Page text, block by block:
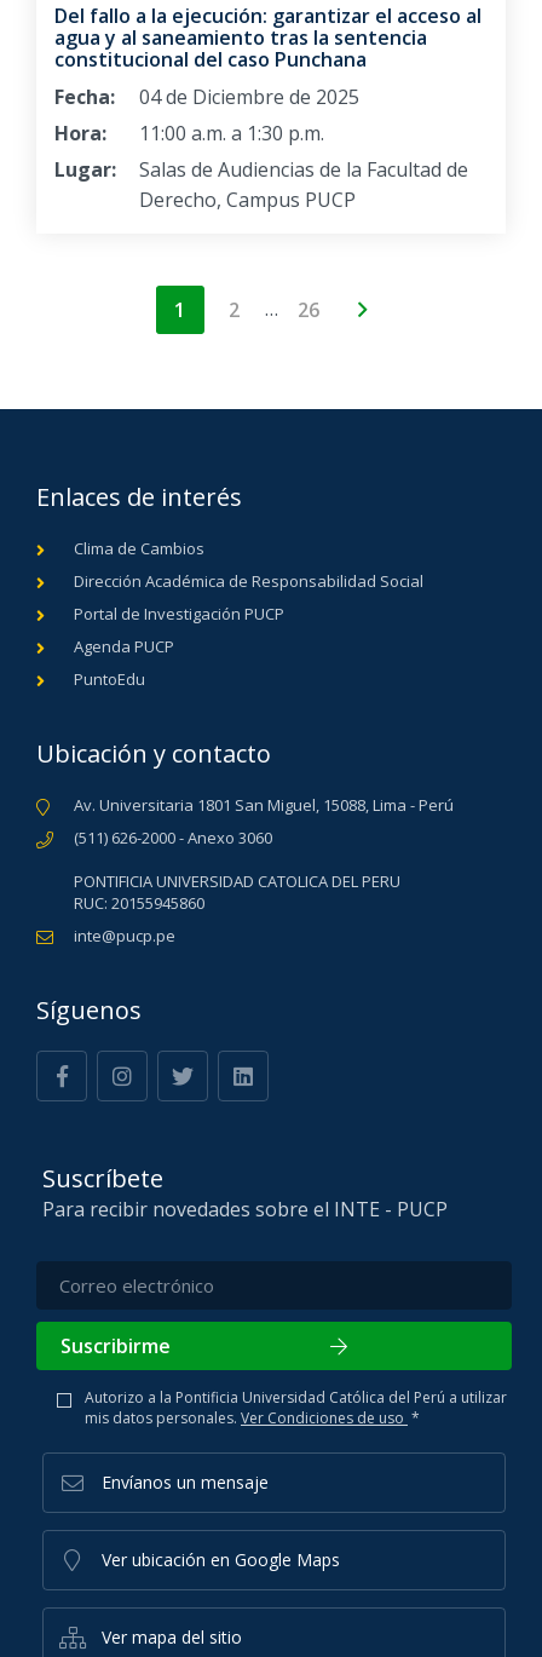
Del fallo a la ejecución: garantizar el acceso al
agua y al saneamiento tras la sentencia
constitucional del caso Punchana
Fecha:
04 de Diciembre de 2025
Hora:
11:00 a.m. a 1:30 p.m.
Lugar:
Salas de Audiencias de la Facultad de
Derecho, Campus PUCP
1 2 … 26
Enlaces de interés
Clima de Cambios
Dirección Académica de Responsabilidad Social
Portal de Investigación PUCP
Agenda PUCP
PuntoEdu
Ubicación y contacto
Av. Universitaria 1801 San Miguel, 15088, Lima - Perú
(511) 626-2000 - Anexo 3060
PONTIFICIA UNIVERSIDAD CATOLICA DEL PERU
RUC: 20155945860
inte@pucp.pe
Síguenos
Suscríbete
Para recibir novedades sobre el INTE - PUCP
Suscribirme
Autorizo a la Pontificia Universidad Católica del Perú a utilizar
mis datos personales. Ver Condiciones de uso *
Envíanos un mensaje
Ver ubicación en Google Maps
Ver mapa del sitio